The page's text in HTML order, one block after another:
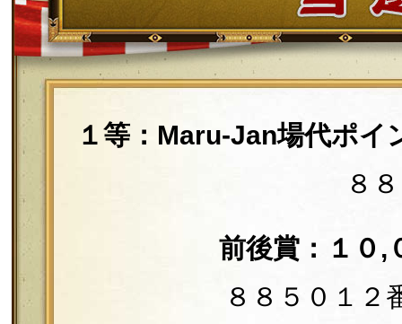
１等：Maru-Jan場代ポ
８
前後賞：１０
８８５０１２